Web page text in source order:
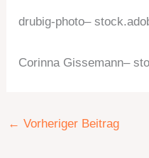
drubig-photo–
Corinna Gissemann–
← Vorheriger Beitrag